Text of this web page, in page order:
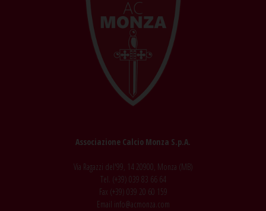
Associazione Calcio Monza S.p.A.
Via Ragazzi del'99, 14 20900, Monza (MB)
Tel. (+39) 039 83 66 64
Fax (+39) 039 20 60 159
Email info@acmonza.com